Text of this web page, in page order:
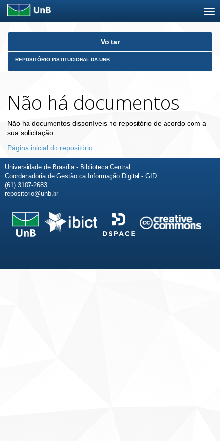
Skip
Voltar
REPOSITÓRIO INSTITUCIONAL DA UNB
Não há documentos
Não há documentos disponíveis no repositório de acordo com a
sua solicitação.
Página inicial do repositório
Universidade de Brasília - Biblioteca Central
Coordenadoria de Gestão da Informação Digital - GID
(61) 3107-2683
repositorio@unb.br